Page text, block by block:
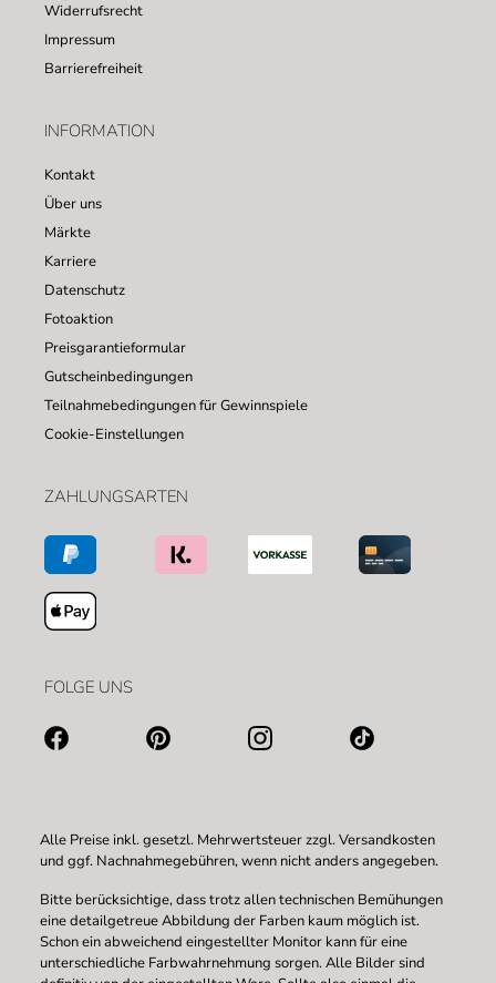
Widerrufsrecht
Impressum
Barrierefreiheit
INFORMATION
Kontakt
Über uns
Märkte
Karriere
Datenschutz
Fotoaktion
Preisgarantieformular
Gutscheinbedingungen
Teilnahmebedingungen für Gewinnspiele
Cookie-Einstellungen
ZAHLUNGSARTEN
FOLGE UNS
Alle Preise inkl. gesetzl. Mehrwertsteuer zzgl.Versandkosten
und ggf. Nachnahmegebühren, wenn nicht anders angegeben.
Bitte berücksichtige, dass trotz allen technischen Bemühungen
eine detailgetreue Abbildung der Farben kaum möglich ist.
Schon ein abweichend eingestellter Monitor kann für eine
unterschiedliche Farbwahrnehmung sorgen. Alle Bilder sind